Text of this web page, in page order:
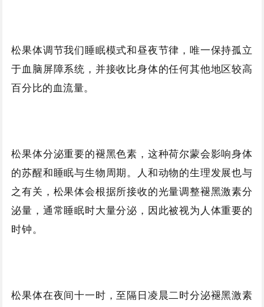
松果体调节我们睡眠模式和昼夜节律，唯一保持孤立
于血脑屏障系统，并接收比身体的任何其他地区较高
百分比的血流量。
松果体分泌重要的褪黑色素，这种荷尔蒙会影响身体
的苏醒和睡眠与生物周期。人和动物的生理发展也与
之有关，松果体会根据所接收的光量调整褪黑激素分
泌量，通常睡眠时大量分泌，因此被视为人体重要的
时钟。
松果体在夜间十一时，至隔日凌晨二时分泌褪黑激素